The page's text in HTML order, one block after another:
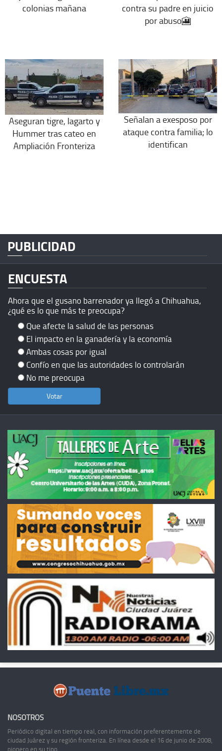
colonias mañana
contra su padre en juicio
por abuso🎦
Aseguran tigre, lagarto y
Hummer tras cateo en
Ampliación Fronteriza
Señalan a exesposo por
ataque contra familia; lo
identifican
PUBLICIDAD
ENCUESTA
Ahora que el gusano barrenador ya llegó a Chihuahua,
¿qué es lo que más te preocupa?
Que afecte la salud de las personas
El impacto en la ganadería y la economía
Ambas cosas por igual
Confío en que las autoridades lo controlarán
No me preocupa
NOSOTROS
Periódico digital en tiempo real, con información preferentemente de
ciudad Juárez y su región fronteriza. En línea desde el 16 de junio de 2008,
pionero en su tipo.